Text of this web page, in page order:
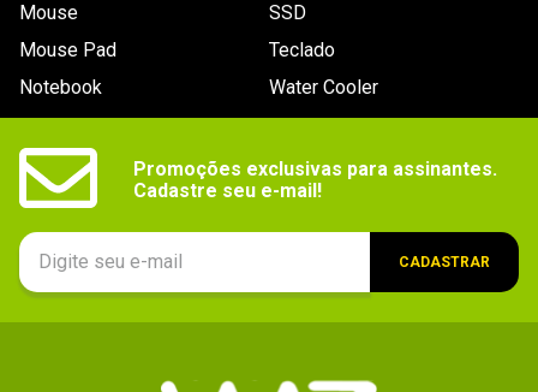
Mouse
Mouse Pad
Notebook
SSD
Teclado
Water Cooler
Promoções exclusivas para assinantes.
Cadastre seu e-mail!
CADASTRAR